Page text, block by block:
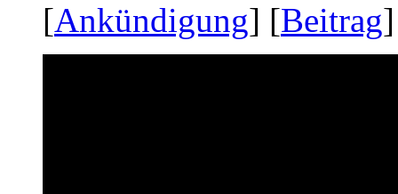
[Ankündigung] [Beitrag